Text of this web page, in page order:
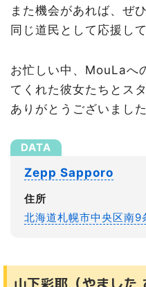
また機会があれば、ぜ
同じ道民として応援し
お忙しい中、MouLaへ
てくれた彼女たちとス
ありがとうございました
Zepp Sapporo
住所
北海道札幌市中央区南
山下彩耶（やました